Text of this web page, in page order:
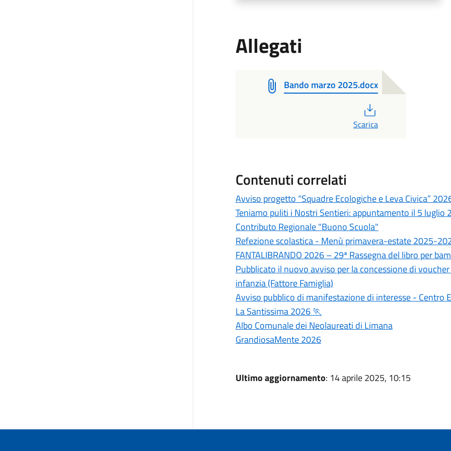
Allegati
Bando marzo 2025.docx
Scarica
Contenuti correlati
Avviso progetto “Squadre Ecologiche e Leva Civica”
Teniamo puliti i Nostri Sentieri: appuntamento il 5 luglio
Contributo Regionale "Buono Scuola"
Refezione scolastica - Menù primavera-estate 2025-
FANTALIBRANDO 2026 – 29ª Rassegna del libro per
Pubblicato il nuovo avviso per la concessione di
infanzia (Fattore Famiglia)
Avviso pubblico di manifestazione di interesse - Centro
La Santissima 2026 🏃
Albo Comunale dei Neolaureati di Limana
GrandiosaMente 2026
Ultimo aggiornamento: 14 aprile 2025, 10:15